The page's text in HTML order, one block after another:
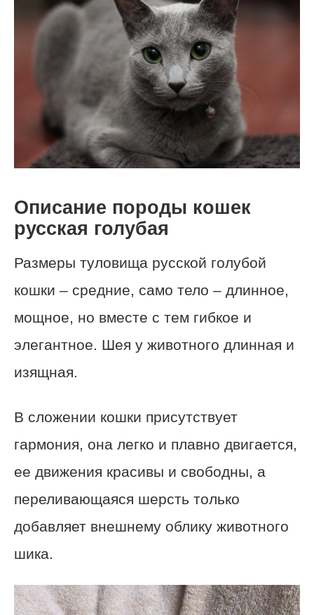
Описание породы кошек
русская голубая
Размеры туловища русской голубой
кошки – средние, само тело – длинное,
мощное, но вместе с тем гибкое и
элегантное. Шея у животного длинная и
изящная.
В сложении кошки присутствует
гармония, она легко и плавно двигается,
ее движения красивы и свободны, а
переливающаяся шерсть только
добавляет внешнему облику животного
шика.